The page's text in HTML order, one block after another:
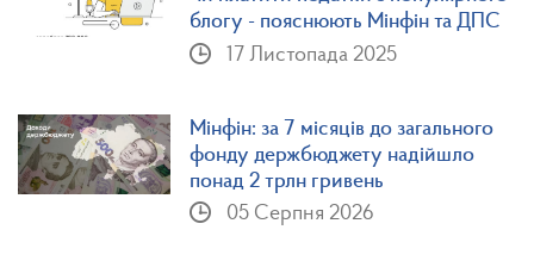
блогу - пояснюють Мінфін та ДПС
у кампанії «Податки захищають»
17 Листопада 2025
Мінфін: за 7 місяців до загального
фонду держбюджету надійшло
понад 2 трлн гривень
05 Серпня 2026